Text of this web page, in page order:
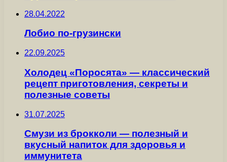
28.04.2022
Лобио по-грузински
22.09.2025
Холодец «Поросята» — классический
рецепт приготовления, секреты и
полезные советы
31.07.2025
Смузи из брокколи — полезный и
вкусный напиток для здоровья и
иммунитета